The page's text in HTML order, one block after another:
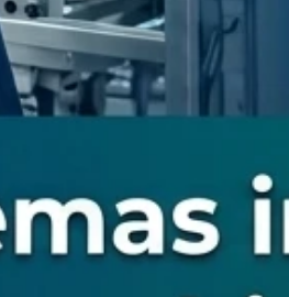
ambiente
I
IA